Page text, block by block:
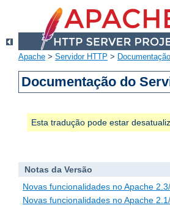
Apache > Servidor HTTP > Documentação
Documentação do
Esta tradução pode estar
Notas da Versão
Novas funcionalidades no Apache
Novas funcionalidades no Apache